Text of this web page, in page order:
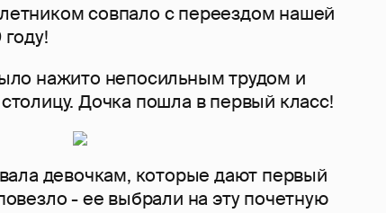
совпало с переездом нашей
нажито непосильным трудом и
Дочка пошла в первый класс!
девочкам, которые дают первый
- ее выбрали на эту почетную